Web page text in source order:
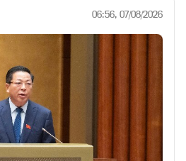
06:56, 07/08/2026